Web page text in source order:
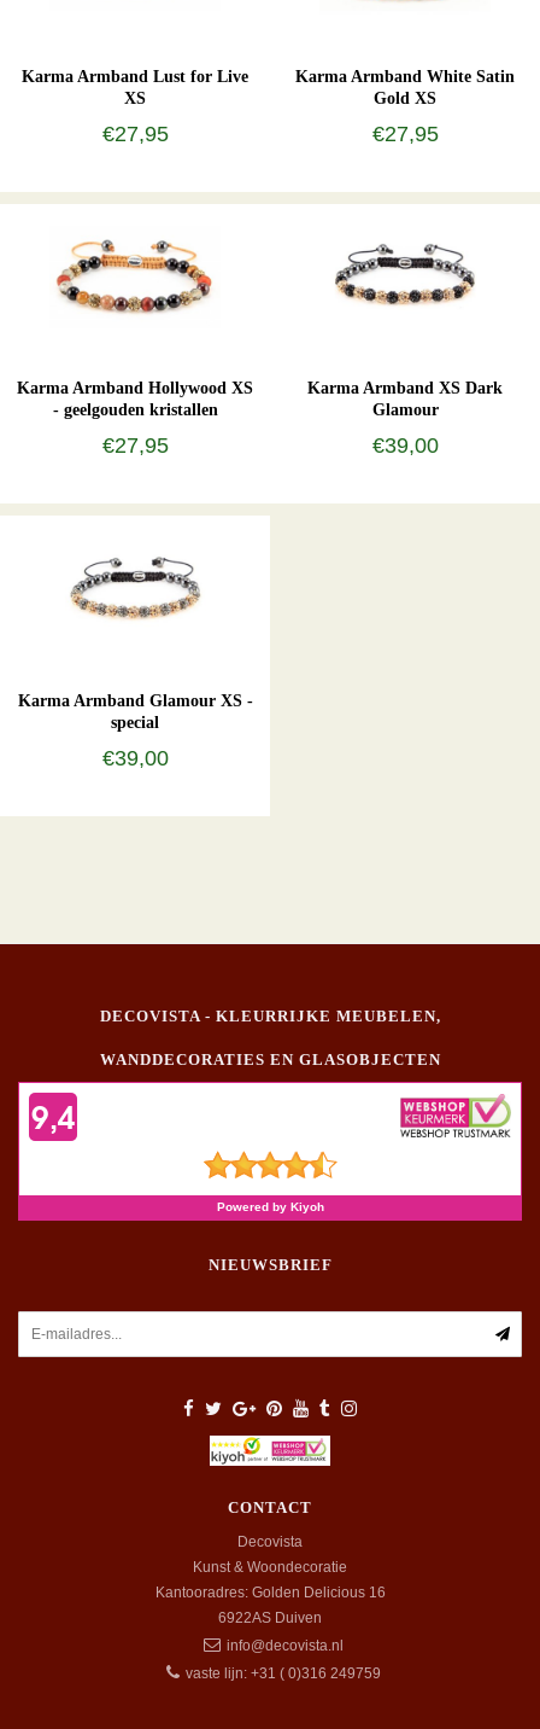
Karma Armband Lust for Live
XS
€27,95
Karma Armband White Satin
Gold XS
€27,95
Karma Armband Hollywood XS
- geelgouden kristallen
€27,95
Karma Armband XS Dark
Glamour
€39,00
Karma Armband Glamour XS -
special
€39,00
DECOVISTA - KLEURRIJKE MEUBELEN,
WANDDECORATIES EN GLASOBJECTEN
NIEUWSBRIEF
CONTACT
Decovista
Kunst & Woondecoratie
Kantooradres: Golden Delicious 16
6922AS Duiven
info@decovista.nl
vaste lijn: +31 ( 0)316 249759